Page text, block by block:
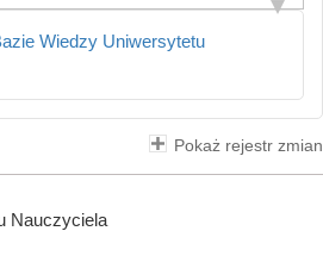
Wiedzy Uniwersytetu
Pokaż rejestr zmian
Nauczyciela